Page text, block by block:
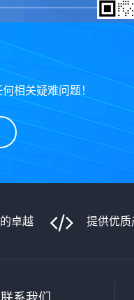
相关疑难问题！
卓越 提供优